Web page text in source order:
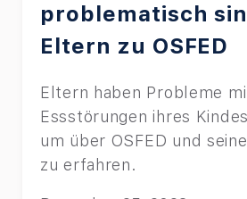
problematisch
Eltern zu OSFED
Eltern haben Probleme
Essstörungen ihres
um über OSFED und
zu erfahren.